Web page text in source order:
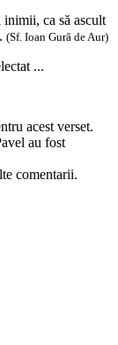
ca să ascult
(Sf. Ioan Gură de Aur)
...
acest verset.
au fost
comentarii.